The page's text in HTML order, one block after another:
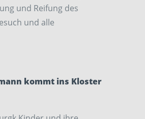
und Reifung des
und alle
kommt ins Kloster